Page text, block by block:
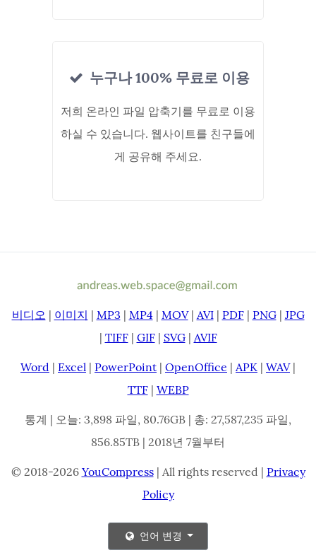
누구나 100% 무료로 이용
저희 온라인 파일 압축기를 무료로 이용
하실 수 있습니다. 웹사이트를 친구들에
게 공유해 주세요.
비디오 | 이미지 | MP3 | MP4| MOV| AVI| PDF| PNG| JPG
| TIFF| GIF| SVG| AVIF
Word | Excel | PowerPoint | OpenOffice | APK | WAV|
TTF| WEBP
통계 | 오늘: 3,898 파일, 80.76GB | 총: 27,587,235 파일,
856.85TB | 2018년 7월부터
© 2018-2026 YouCompress| All rights reserved | Privacy
Policy
언어 변경